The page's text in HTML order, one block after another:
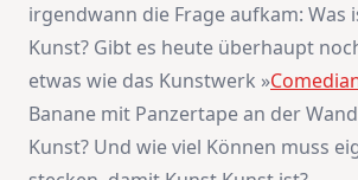
irgendwann die Frage aufkam: Was
Kunst? Gibt es heute überhaupt
etwas wie das Kunstwerk »
Banane mit Panzertape an der
Kunst? Und wie viel Können muss